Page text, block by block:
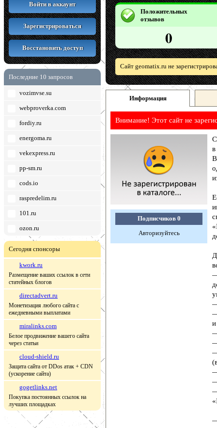
Войти в аккаунт
Зарегистрироваться
Восстановить доступ
Последние 10 запросов
vozimvse.su
webproverka.com
fordiy.ru
energoma.ru
vekexpress.ru
pp-sm.ru
cods.io
raspredelim.ru
101.ru
ozon.ru
Сегодня спонсоры
kwork.ru
Размещение ваших ссылок в сети
статейных блогов
directadvert.ru
Монетизация любого сайта с
ежедневными выплатами
miralinks.com
Белое продвижение вашего сайта
через статьи
cloud-shield.ru
Защита сайта от DDos атак + CDN
(ускорение сайта)
gogetlinks.net
Покупка постоянных ссылок на
лучших площадках
Положительных
отзывов
0
Сайт geomatix.ru не
Информация
Внимание! Этот сайт не
Подписчиков 0
Авторизуйтесь